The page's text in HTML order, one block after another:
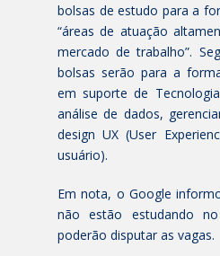
bolsas de estudo para a
“áreas de atuação
mercado de trabalho”.
bolsas serão para a
em suporte de
análise de dados,
design UX (User
usuário).
Em nota, o Google
não estão estudando
poderão disputar as vagas.